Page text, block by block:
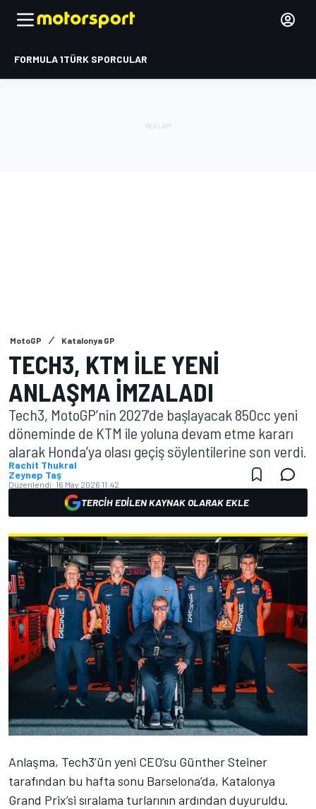
FORMULA 1TÜRK SPORCULAR
MotoGP Katalonya GP
TECH3, KTM ILE YENI
ANLAŞMA IMZALADI
Tech3, MotoGP’nin 2027’de başlayacak 850cc yeni
döneminde de KTM ile yoluna devam etme kararı
alarak Honda’ya olası geçiş söylentilerine son verdi.
Rachit Thukral
Zeynep Taş
Düzenlendi: 16 May 2026 11:42
TERCIH EDILEN KAYNAK OLARAK EKLE
Anlaşma, Tech3’ün yeni CEO’su Günther Steiner
tarafından bu hafta sonu Barselona’da, Katalonya
Grand Prix’si sıralama turlarının ardından duyuruldu.